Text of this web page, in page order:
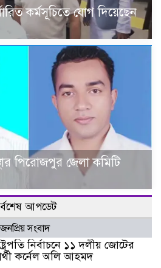
কর্মসূচিতে যোগ দিয়েছেন
পিরোজপুর জেলা কমিটি
আপডেট
জনপ্রিয় সংবাদ
নির্বাচনে ১১ দলীয় জোটের
কর্নেল অলি আহমদ